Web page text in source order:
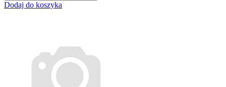
Dodaj do koszyka